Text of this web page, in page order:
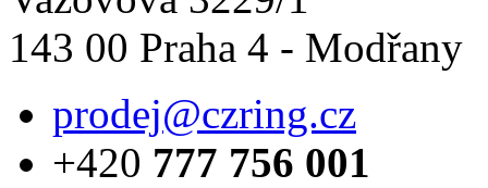
143 00 Praha 4 - Modřany
prodej@czring.cz
+420 777 756 001